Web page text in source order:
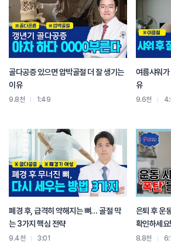
골다공증 있으면 압박골절 더 잘 생기는
이유
9.8천 1:49
여름샤워가
유
9.6천
폐경 후, 급격히 약해지는 뼈… 골절 막
는 3가지 핵심 전략
9.4천 3:01
은퇴 후 운
확인하세요!
8.8천